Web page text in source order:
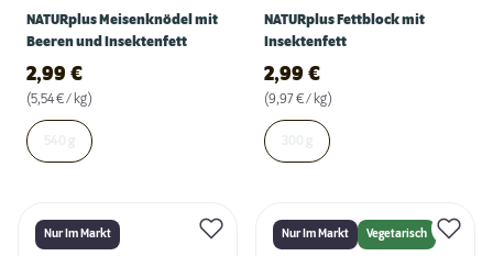
NATURplus Meisenknödel mit
Beeren und Insektenfett
2,99 €
(5,54 € / kg)
NATURplus Fettblock mit
Insektenfett
2,99 €
(9,97 € / kg)
Nur Im Markt Nur Im Markt Vegetarisch